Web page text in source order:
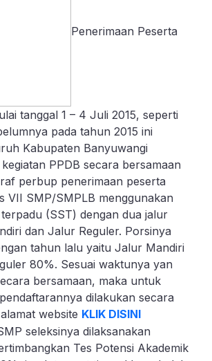
Penerimaan Peserta
tanggal 1 – 4 Juli 2015, seperti
pada tahun 2015 ini
Kabupaten Banyuwangi
PPDB secara bersamaan
perbup penerimaan peserta
VII SMP/SMPLB menggunakan
(SST) dengan dua jalur
dan Jalur Reguler. Porsinya
tahun lalu yaitu Jalur Mandiri
80%. Sesuai waktunya yan
bersamaan, maka untuk
dilakukan secara
website KLIK DISINI
seleksinya dilaksanakan
Tes Potensi Akademik